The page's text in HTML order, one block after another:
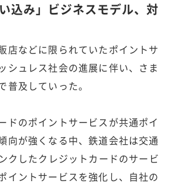
込み」ビジネスモデル、対
店などに限られていたポイントサ
シュレス社会の進展に伴い、さま
普及していった。
ドのポイントサービスが共通ポイ
向が強くなる中、鉄道会社は交通
クしたクレジットカードのサービ
イントサービスを強化し、自社の